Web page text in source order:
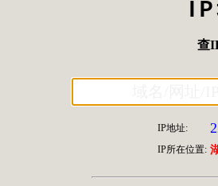
查
IP地址:
IP所在位置: